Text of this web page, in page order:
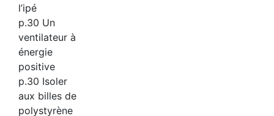
l’ipé
p.30 Un
ventilateur à
énergie
positive
p.30 Isoler
aux billes de
polystyrène